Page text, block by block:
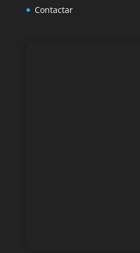
Contactar